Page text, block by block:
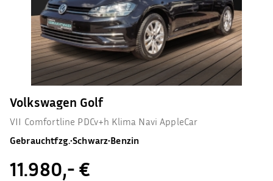
Volkswagen Golf
VII Comfortline PDCv+h Klima Navi AppleCar
Gebrauchtfzg.•Schwarz•Benzin
11.980,- €